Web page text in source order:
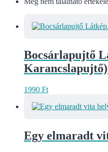
Bocsárlapujtő
Karancslapujtő)
1990 Ft
Egy elmaradt